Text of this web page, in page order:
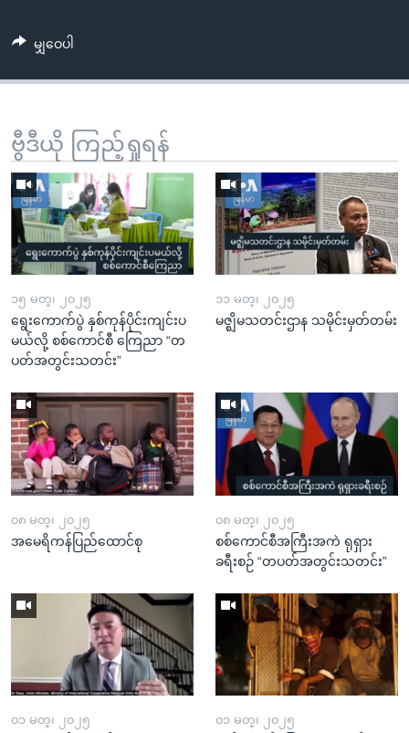
မျှဝေပါ
ဗွီဒီယို ကြည့်ရှုရန်
၁၅ မတ္၊ ၂၀၂၅
ရွေးကောက်ပွဲ နှစ်ကုန်ပိုင်းကျင်းပ
မယ်လို့ စစ်ကောင်စီ ကြေညာ “တ
ပတ်အတွင်းသတင်း”
၁၁ မတ္၊ ၂၀၂၅
မဇ္ဈိမသတင်းဌာန သမိုင်းမှတ်တမ်း
၀၈ မတ္၊ ၂၀၂၅
အမေရိကန်ပြည်ထောင်စု
၀၈ မတ္၊ ၂၀၂၅
စစ်ကောင်စီအကြီးအကဲ ရုရှား
ခရီးစဉ် “တပတ်အတွင်းသတင်း”
၀၁ မတ္၊ ၂၀၂၅ ၀၁ မတ္၊ ၂၀၂၅